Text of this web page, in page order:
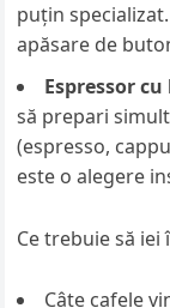
puțin
apăsare de
Espressor
să prepari
(espresso,
este o alegere
Ce trebuie să iei
Câte cafele